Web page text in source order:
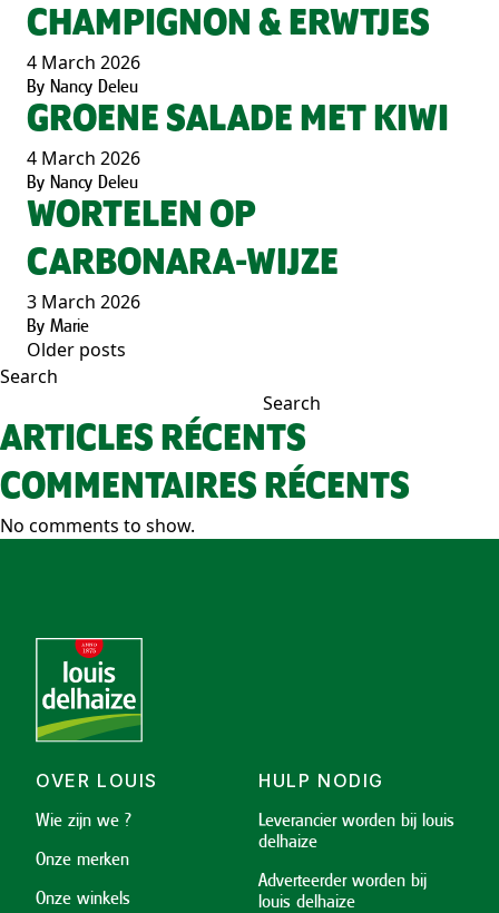
CHAMPIGNON & ERWTJES
4 March 2026
By Nancy Deleu
GROENE SALADE MET KIWI
4 March 2026
By Nancy Deleu
WORTELEN OP
CARBONARA-WIJZE
3 March 2026
By Marie
POSTS
NAVIGATION
Older posts
Search
Search
ARTICLES RÉCENTS
COMMENTAIRES RÉCENTS
No comments to show.
OVER LOUIS
Wie zijn we ?
Onze merken
Onze winkels
HULP NODIG
Leverancier worden bij louis
delhaize
Adverteerder worden bij
louis delhaize